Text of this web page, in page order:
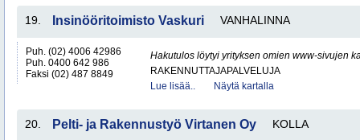
19. Insinööritoimisto Vaskuri VANHALINNA
Puh. (02) 4006 42986
Puh. 0400 642 986
Faksi (02) 487 8849
Hakutulos löytyi yrityksen omien www-sivujen
RAKENNUTTAJAPALVELUJA
Lue lisää..
Näytä kartalla
20. Pelti- ja Rakennustyö Virtanen Oy KOLLA